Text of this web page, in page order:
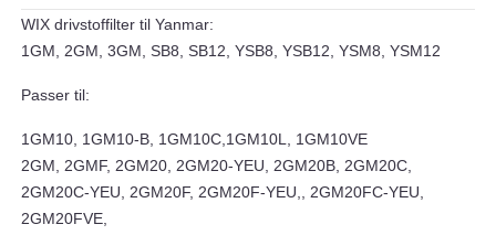
WIX drivstoffilter til Yanmar:
1GM, 2GM, 3GM, SB8, SB12, YSB8, YSB12, YSM8, YSM12
Passer til:
1GM10, 1GM10-B, 1GM10C,1GM10L, 1GM10VE
2GM, 2GMF, 2GM20, 2GM20-YEU, 2GM20B, 2GM20C,
2GM20C-YEU, 2GM20F, 2GM20F-YEU,, 2GM20FC-YEU,
2GM20FVE,